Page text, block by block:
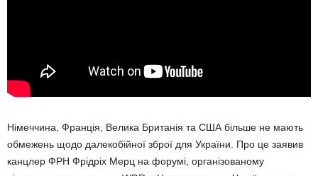
Німеччина, Франція, Велика Британія та США більше не мають
обмежень щодо далекобійної зброї для України. Про це заявив
канцлер ФРН Фрідріх Мерц на форумі, організованому